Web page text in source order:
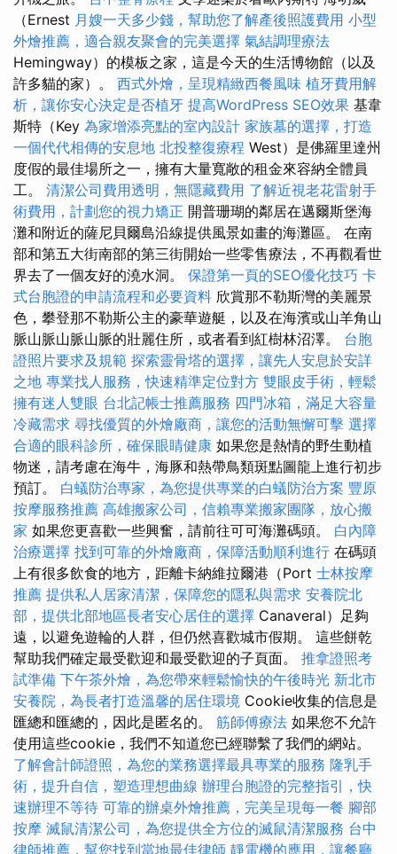
（Ernest 月嫂一天多少錢，幫助您了解產後照護費用 小型
外燴推薦，適合親友聚會的完美選擇 氣結調理療法
Hemingway）的模板之家，這是今天的生活博物館（以及
許多貓的家）。 西式外燴，呈現精緻西餐風味 植牙費用解
析，讓你安心決定是否植牙 提高WordPress SEO效果 基韋
斯特（Key 為家增添亮點的室內設計 家族墓的選擇，打造
一個代代相傳的安息地 北投整復療程 West）是佛羅里達州
度假的最佳場所之一，擁有大量寬敞的租金來容納全體員
工。 清潔公司費用透明，無隱藏費用 了解近視老花雷射手
術費用，計劃您的視力矯正 開普珊瑚的鄰居在邁爾斯堡海
灘和附近的薩尼貝爾島沿線提供風景如畫的海灘區。 在南
部和第五大街南部的第三街開始一些零售療法，不再觀看世
界去了一個友好的澆水洞。 保證第一頁的SEO優化技巧 卡
式台胞證的申請流程和必要資料 欣賞那不勒斯灣的美麗景
色，攀登那不勒斯公主的豪華遊艇，以及在海濱或山羊角山
脈山脈山脈山脈的壯麗住所，或者看到紅樹林沼澤。 台胞
證照片要求及規範 探索靈骨塔的選擇，讓先人安息於安詳
之地 專業找人服務，快速精準定位對方 雙眼皮手術，輕鬆
擁有迷人雙眼 台北記帳士推薦服務 四門冰箱，滿足大容量
冷藏需求 尋找優質的外燴廠商，讓您的活動無懈可擊 選擇
合適的眼科診所，確保眼睛健康 如果您是熱情的野生動植
物迷，請考慮在海牛，海豚和熱帶鳥類斑點圖龍上進行初步
預訂。 白蟻防治專家，為您提供專業的白蟻防治方案 豐原
按摩服務推薦 高雄搬家公司，信賴專業搬家團隊，放心搬
家 如果您更喜歡一些興奮，請前往可可海灘碼頭。 白內障
治療選擇 找到可靠的外燴廠商，保障活動順利進行 在碼頭
上有很多飲食的地方，距離卡納維拉爾港（Port 士林按摩
推薦 提供私人居家清潔，保障您的隱私與需求 安養院北
部，提供北部地區長者安心居住的選擇 Canaveral）足夠
遠，以避免遊輪的人群，但仍然喜歡城市假期。 這些餅乾
幫助我們確定最受歡迎和最受歡迎的子頁面。 推拿證照考
試準備 下午茶外燴，為您帶來輕鬆愉快的午後時光 新北市
安養院，為長者打造溫馨的居住環境 Cookie收集的信息是
匯總和匯總的，因此是匿名的。 筋師傅療法 如果您不允許
使用這些cookie，我們不知道您已經聯繫了我們的網站。
了解會計師證照，為您的業務選擇最具專業的服務 隆乳手
術，提升自信，塑造理想曲線 辦理台胞證的完整指引，快
速辦理不等待 可靠的辦桌外燴推薦，完美呈現每一餐 腳部
按摩 滅鼠清潔公司，為您提供全方位的滅鼠清潔服務 台中
律師推薦，幫您找到當地最佳律師 靜電機的應用，讓餐廳